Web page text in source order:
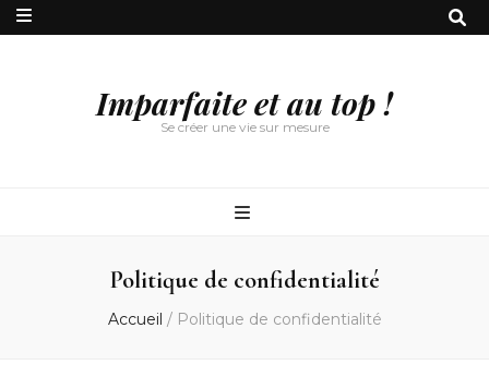
Imparfaite et au top !
Se créer une vie sur mesure
Politique de confidentialité
Accueil / Politique de confidentialité